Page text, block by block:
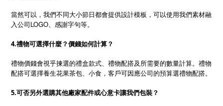
當然可以，我們不同大小節日都會提供設計模板，可以使用我們素材融
入公司LOGO、感謝字句等。
4.禮物可選擇什麼？價錢如何計算？
禮物價錢會視乎揀選的禮盒款式、禮物配搭及所需要的數量計算。禮物
配搭可選擇養生花果茶包、小食，客戶可因應公司的預算選禮物配搭。
5.可否另外選購其他廠家配件或心意卡讓我們包裝？